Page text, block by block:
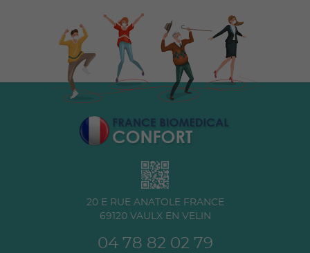
20 E RUE ANATOLE FRANCE
69120 VAULX EN VELIN
04 78 82 02 79